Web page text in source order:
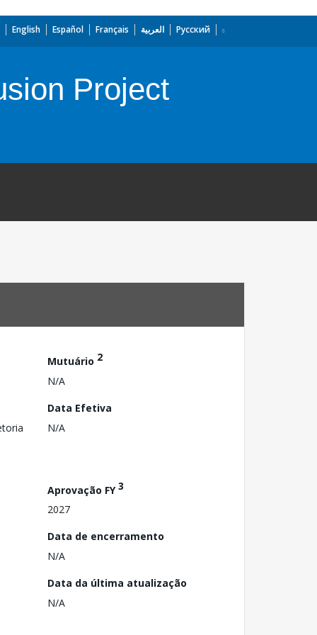
English Español Français العربية Русский
Project
Mutuário 2
N/A
Data Efetiva
N/A
Aprovação FY3
2027
Data de encerramento
N/A
Data da última atualização
N/A